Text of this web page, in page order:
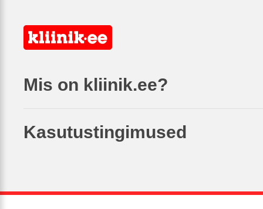
Mis on kliinik.ee?
Kasutustingimused